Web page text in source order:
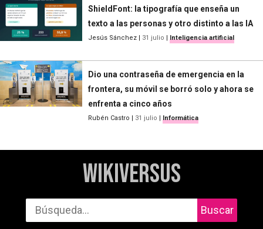
ShieldFont: la tipografía que enseña un
texto a las personas y otro distinto a las IA
Jesús Sánchez | 31 julio | Inteligencia artificial
Dio una contraseña de emergencia en la
frontera, su móvil se borró solo y ahora se
enfrenta a cinco años
Rubén Castro | 31 julio | Informática
WikiVersus
Buscar